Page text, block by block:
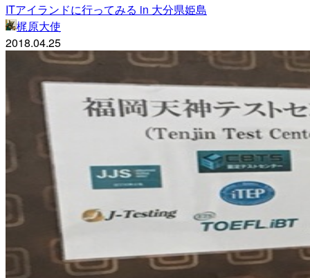
ITアイランドに行ってみる in 大分県姫島
梶原大使
2018.04.25